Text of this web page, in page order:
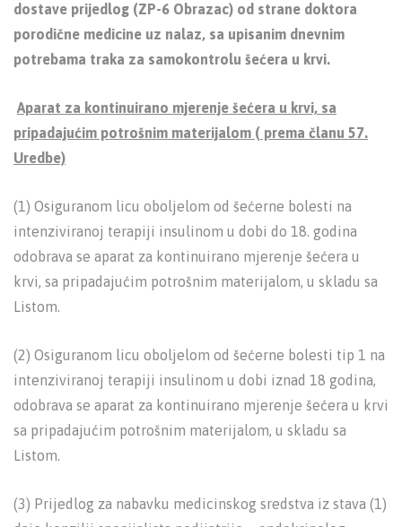
dostave prijedlog (ZP-6 Obrazac) od strane doktora
porodične medicine uz nalaz, sa upisanim dnevnim
potrebama traka za samokontrolu šećera u krvi.
Aparat za kontinuirano mjerenje šećera u krvi, sa
pripadajućim potrošnim materijalom ( prema članu 57.
Uredbe)
(1) Osiguranom licu oboljelom od šećerne bolesti na
intenziviranoj terapiji insulinom u dobi do 18. godina
odobrava se aparat za kontinuirano mjerenje šećera u
krvi, sa pripadajućim potrošnim materijalom, u skladu sa
Listom.
(2) Osiguranom licu oboljelom od šećerne bolesti tip 1 na
intenziviranoj terapiji insulinom u dobi iznad 18 godina,
odobrava se aparat za kontinuirano mjerenje šećera u krvi
sa pripadajućim potrošnim materijalom, u skladu sa
Listom.
(3) Prijedlog za nabavku medicinskog sredstva iz stava (1)